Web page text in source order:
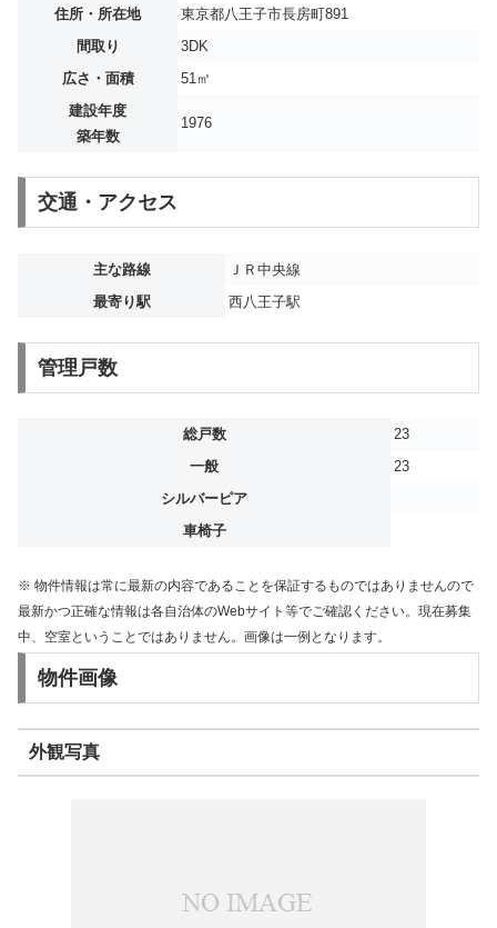
住所・所在地
東京都八王子市長房町891
間取り
3DK
広さ・面積
51㎡
建設年度
築年数
1976
交通・アクセス
主な路線
ＪＲ中央線
最寄り駅
西八王子駅
管理戸数
総戸数
23
一般
23
シルバーピア
車椅子
※ 物件情報は常に最新の内容であることを保証するものではありませんので
最新かつ正確な情報は各自治体のWebサイト等でご確認ください。現在募集
中、空室ということではありません。画像は一例となります。
物件画像
外観写真